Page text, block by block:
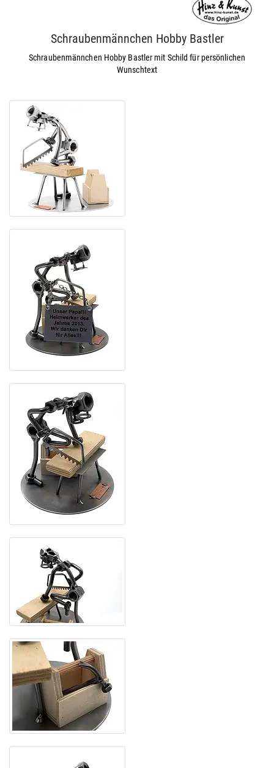
Schraubenmännchen Hobby Bastler
Schraubenmännchen Hobby Bastler mit Schild für persönlichen
Wunschtext